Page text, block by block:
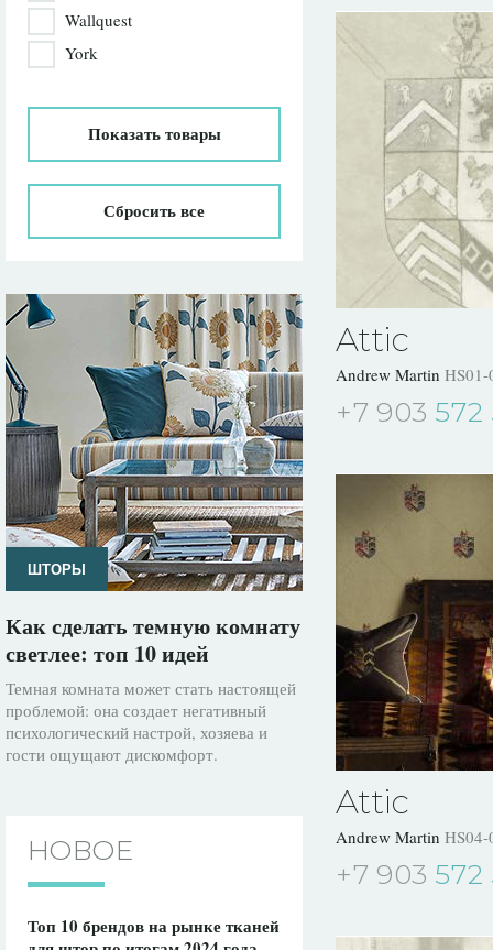
Wallquest
York
Показатьтовары
Сбросить все
ШТОРЫ
Как сделать темную комнату
светлее: топ 10 идей
Темная комната может стать настоящей
проблемой: она создает негативный
психологический настрой, хозяева и
гости ощущают дискомфорт.
НОВОЕ
Топ 10 брендов на рынке тканей
Attic
Andrew Martin HS01-
+7 903 572
Attic
Andrew Martin HS04-
+7 903 572